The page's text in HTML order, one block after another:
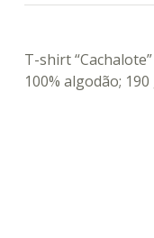
T-shirt “Cachalote”
100% algodão;